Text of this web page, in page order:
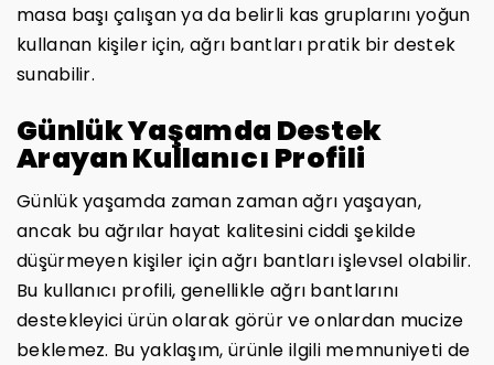
masa başı çalışan ya da belirli kas gruplarını yoğun
kullanan kişiler için, ağrı bantları pratik bir destek
sunabilir.
Günlük Yaşamda Destek
Arayan Kullanıcı Profili
Günlük yaşamda zaman zaman ağrı yaşayan,
ancak bu ağrılar hayat kalitesini ciddi şekilde
düşürmeyen kişiler için ağrı bantları işlevsel olabilir.
Bu kullanıcı profili, genellikle ağrı bantlarını
destekleyici ürün olarak görür ve onlardan mucize
beklemez. Bu yaklaşım, ürünle ilgili memnuniyeti de